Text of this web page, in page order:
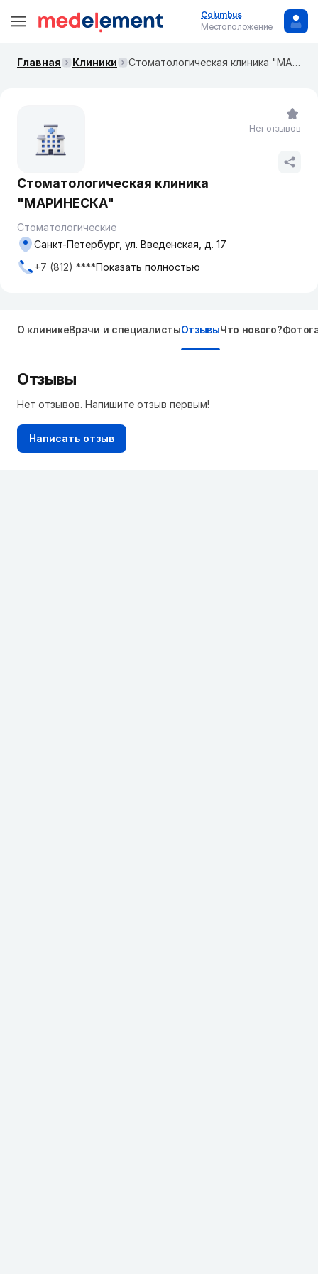
Columbus
Местоположение
Главная Клиники Стоматологическая клиника "МАРИНЕСКА"
Стоматологическая клиника
"МАРИНЕСКА"
Стоматологические
Санкт-Петербург, ул. Введенская, д. 17
+7 (812) ****Показать полностью
Нет отзывов
О клиникеВрачи и специалистыОтзывыЧто нового?
Отзывы
Нет отзывов. Напишите отзыв первым!
Написать отзыв